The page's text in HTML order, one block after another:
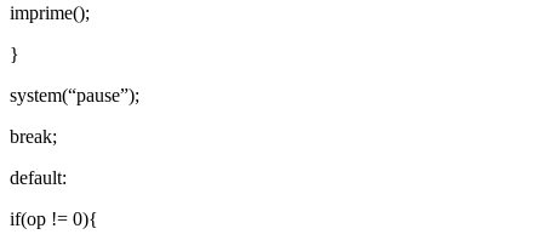
imprime();
}
system(“pause”);
break;
default:
if(op != 0){